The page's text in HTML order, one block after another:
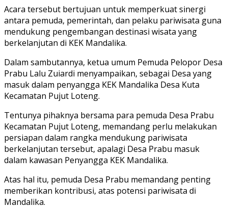
Acara tersebut bertujuan untuk memperkuat sinergi
antara pemuda, pemerintah, dan pelaku pariwisata guna
mendukung pengembangan destinasi wisata yang
berkelanjutan di KEK Mandalika.
Dalam sambutannya, ketua umum Pemuda Pelopor Desa
Prabu Lalu Zuiardi menyampaikan, sebagai Desa yang
masuk dalam penyangga KEK Mandalika Desa Kuta
Kecamatan Pujut Loteng.
Tentunya pihaknya bersama para pemuda Desa Prabu
Kecamatan Pujut Loteng, memandang perlu melakukan
persiapan dalam rangka mendukung pariwisata
berkelanjutan tersebut, apalagi Desa Prabu masuk
dalam kawasan Penyangga KEK Mandalika.
Atas hal itu, pemuda Desa Prabu memandang penting
memberikan kontribusi, atas potensi pariwisata di
Mandalika.